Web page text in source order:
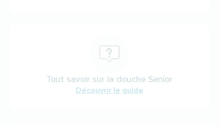
Tout savoir sur la douche Senior
Découvrir le guide